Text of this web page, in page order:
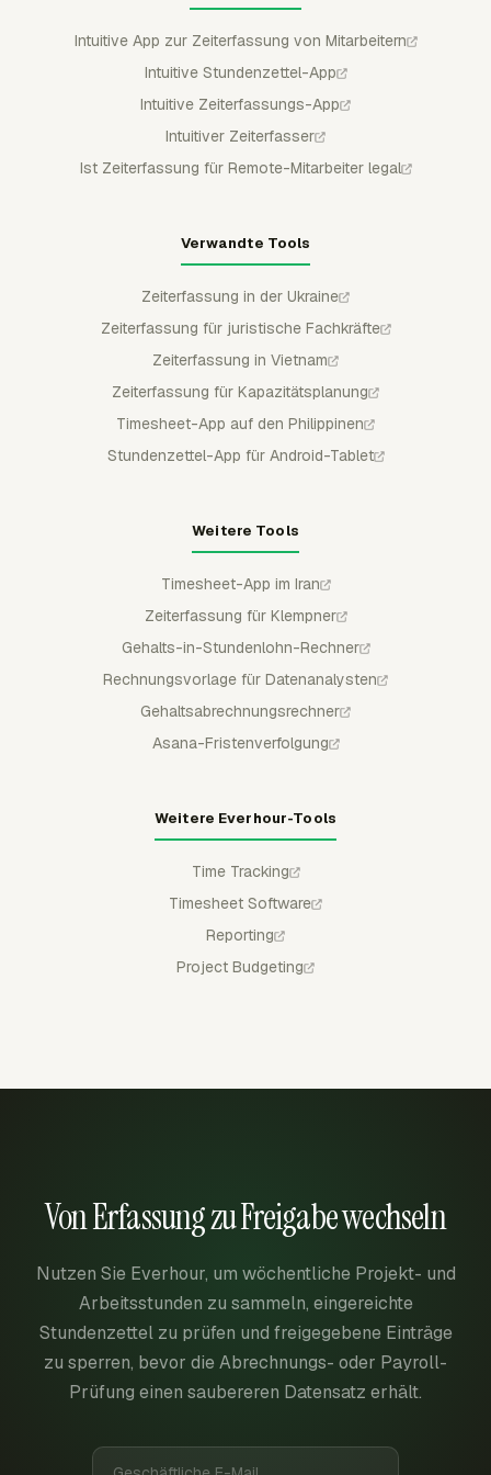
Intuitive App zur Zeiterfassung von Mitarbeitern
Intuitive Stundenzettel-App
Intuitive Zeiterfassungs-App
Intuitiver Zeiterfasser
Ist Zeiterfassung für Remote-Mitarbeiter legal
Verwandte Tools
Zeiterfassung in der Ukraine
Zeiterfassung für juristische Fachkräfte
Zeiterfassung in Vietnam
Zeiterfassung für Kapazitätsplanung
Timesheet-App auf den Philippinen
Stundenzettel-App für Android-Tablet
Weitere Tools
Timesheet-App im Iran
Zeiterfassung für Klempner
Gehalts-in-Stundenlohn-Rechner
Rechnungsvorlage für Datenanalysten
Gehaltsabrechnungsrechner
Asana-Fristenverfolgung
Weitere Everhour-Tools
Time Tracking
Timesheet Software
Reporting
Project Budgeting
Von Erfassung zu Freigabe wechseln
Nutzen Sie Everhour, um wöchentliche Projekt- und
Arbeitsstunden zu sammeln, eingereichte
Stundenzettel zu prüfen und freigegebene Einträge
zu sperren, bevor die Abrechnungs- oder Payroll-
Prüfung einen saubereren Datensatz erhält.